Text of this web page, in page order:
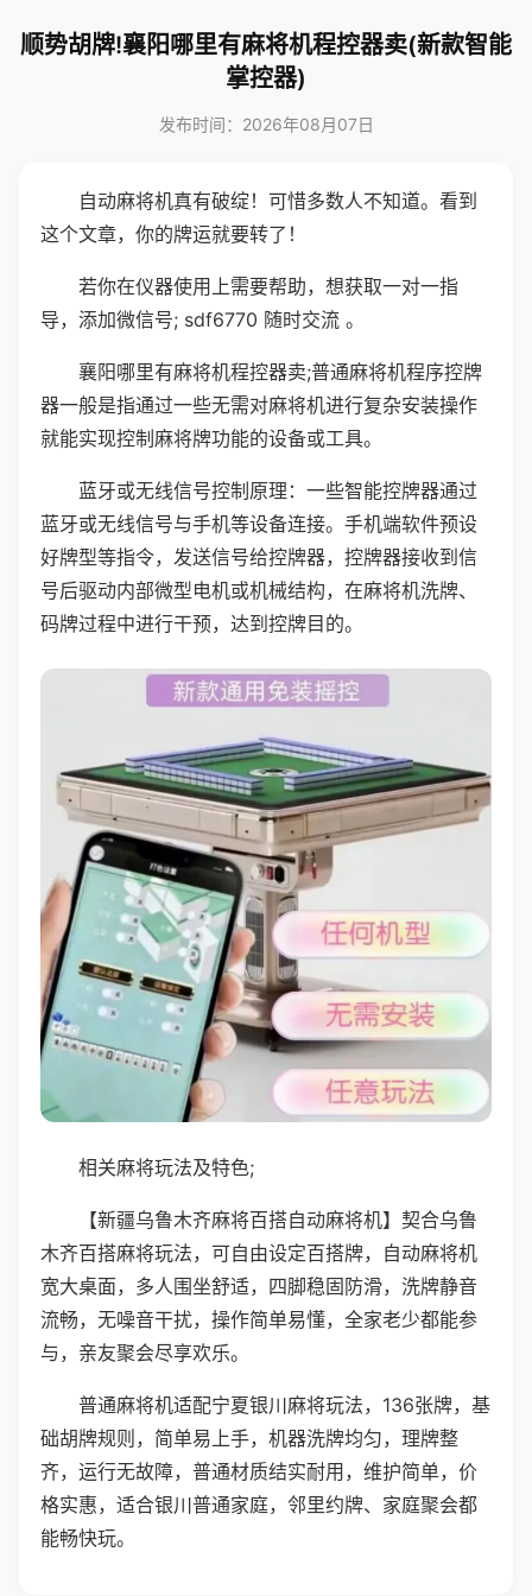
顺势胡牌!襄阳哪里有麻将机程控器卖(新款智能
掌控器)
发布时间：2026年08月07日
自动麻将机真有破绽！可惜多数人不知道。看到
这个文章，你的牌运就要转了！
若你在仪器使用上需要帮助，想获取一对一指
导，添加微信号; sdf6770 随时交流 。
襄阳哪里有麻将机程控器卖;普通麻将机程序控牌
器一般是指通过一些无需对麻将机进行复杂安装操作
就能实现控制麻将牌功能的设备或工具。
蓝牙或无线信号控制原理：一些智能控牌器通过
蓝牙或无线信号与手机等设备连接。手机端软件预设
好牌型等指令，发送信号给控牌器，控牌器接收到信
号后驱动内部微型电机或机械结构，在麻将机洗牌、
码牌过程中进行干预，达到控牌目的。
相关麻将玩法及特色;
【新疆乌鲁木齐麻将百搭自动麻将机】契合乌鲁
木齐百搭麻将玩法，可自由设定百搭牌，自动麻将机
宽大桌面，多人围坐舒适，四脚稳固防滑，洗牌静音
流畅，无噪音干扰，操作简单易懂，全家老少都能参
与，亲友聚会尽享欢乐。
普通麻将机适配宁夏银川麻将玩法，136张牌，基
础胡牌规则，简单易上手，机器洗牌均匀，理牌整
齐，运行无故障，普通材质结实耐用，维护简单，价
格实惠，适合银川普通家庭，邻里约牌、家庭聚会都
能畅快玩。